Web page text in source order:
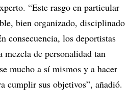
“Este rasgo en particular
bien organizado, disciplinado
consecuencia, los deportistas
mezcla de personalidad tan
mucho a sí mismos y a hacer
cumplir sus objetivos”, añadió.